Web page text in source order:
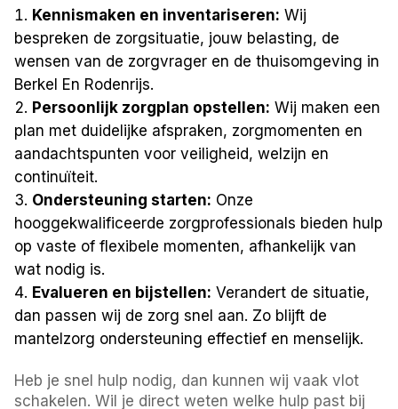
Kennismaken en inventariseren: Wij
bespreken de zorgsituatie, jouw belasting, de
wensen van de zorgvrager en de thuisomgeving in
Berkel En Rodenrijs.
Persoonlijk zorgplan opstellen: Wij maken een
plan met duidelijke afspraken, zorgmomenten en
aandachtspunten voor veiligheid, welzijn en
continuïteit.
Ondersteuning starten: Onze
hooggekwalificeerde zorgprofessionals bieden hulp
op vaste of flexibele momenten, afhankelijk van
wat nodig is.
Evalueren en bijstellen: Verandert de situatie,
dan passen wij de zorg snel aan. Zo blijft de
mantelzorg ondersteuning effectief en menselijk.
Heb je snel hulp nodig, dan kunnen wij vaak vlot
schakelen. Wil je direct weten welke hulp past bij